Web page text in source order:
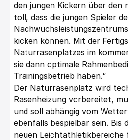
den jungen Kickern über den
toll, dass die jungen Spieler
kicken können. Mit der
Naturrasenplatzes im
sie dann optimale
Trainingsbetrieb haben.“
Der Naturrasenplatz wird
Rasenheizung vorbereitet,
und soll abhängig vom
ebenfalls bespielbar sein. Bis
neuen Leichtathletikbereiche